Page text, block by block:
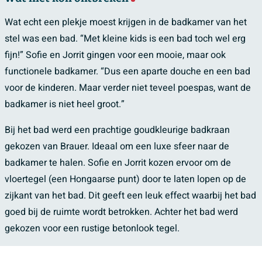
Wat echt een plekje moest krijgen in de badkamer van het
stel was een bad. “Met kleine kids is een bad toch wel erg
fijn!” Sofie en Jorrit gingen voor een mooie, maar ook
functionele badkamer. “Dus een aparte douche en een bad
voor de kinderen. Maar verder niet teveel poespas, want de
badkamer is niet heel groot.”
Bij het bad werd een prachtige goudkleurige badkraan
gekozen van Brauer. Ideaal om een luxe sfeer naar de
badkamer te halen. Sofie en Jorrit kozen ervoor om de
vloertegel (een Hongaarse punt) door te laten lopen op de
zijkant van het bad. Dit geeft een leuk effect waarbij het bad
goed bij de ruimte wordt betrokken. Achter het bad werd
gekozen voor een rustige betonlook tegel.